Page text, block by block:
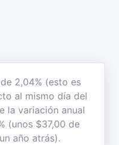
2,04% (esto es
al mismo día del
la variación anual
(unos $37,00 de
año atrás).